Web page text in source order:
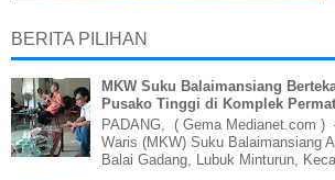
BERITA PILIHAN
MKW Suku Balaimansiang
Pusako Tinggi di Komplek
PADANG, ( Gema Medianet.com
Waris (MKW) Suku Balaimansiang
Balai Gadang, Lubuk Minturun,